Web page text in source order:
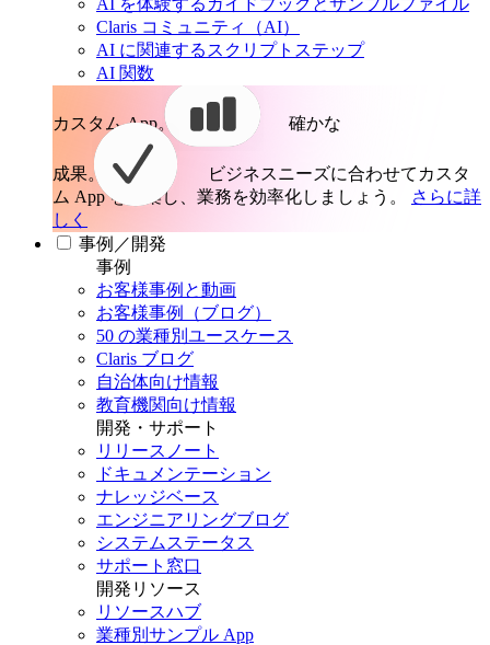
AI を体験するガイドブックとサンプルファイル
Claris コミュニティ（AI）
AI に関連するスクリプトステップ
AI 関数
カスタム App。 確かな
成果。
ビジネスニーズに合わせてカスタ
ム App を構築し、業務を効率化しましょう。
さらに詳
しく
事例／開発
事例
お客様事例と動画
お客様事例（ブログ）
50 の業種別ユースケース
Claris ブログ
自治体向け情報
教育機関向け情報
開発・サポート
リリースノート
ドキュメンテーション
ナレッジベース
エンジニアリングブログ
システムステータス
サポート窓口
開発リソース
リソースハブ
業種別サンプル App